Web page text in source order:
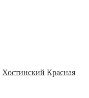
Хостинский Красная